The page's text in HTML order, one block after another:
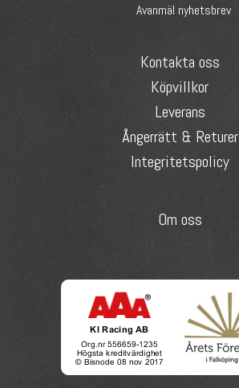
Avanmäl nyhetsbrev
Kontakta oss
Köpvillkor
Leverans
Ångerrätt & Returer
Integritetspolicy
Om oss